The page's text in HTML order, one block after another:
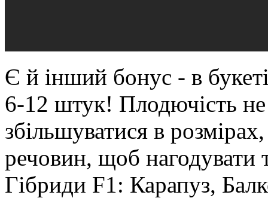
Є й інший бонус - в
6-12 штук! Плодючість
збільшуватися в
речовин, щоб нагодувати
Гібриди F1: Карапуз,